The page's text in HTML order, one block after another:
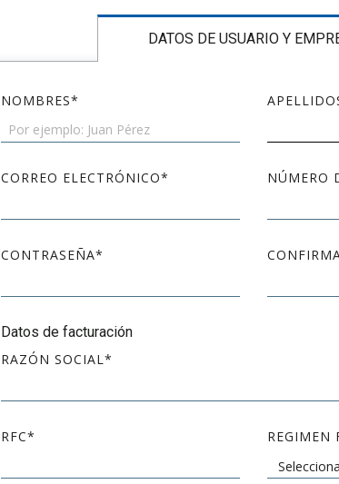
DATOS DE USUARIO Y
NOMBRES
CORREO ELECTRÓNICO NÚMERO
CONTRASEÑA
Datos de facturación
RAZÓN SOCIAL
RFC REGIMEN